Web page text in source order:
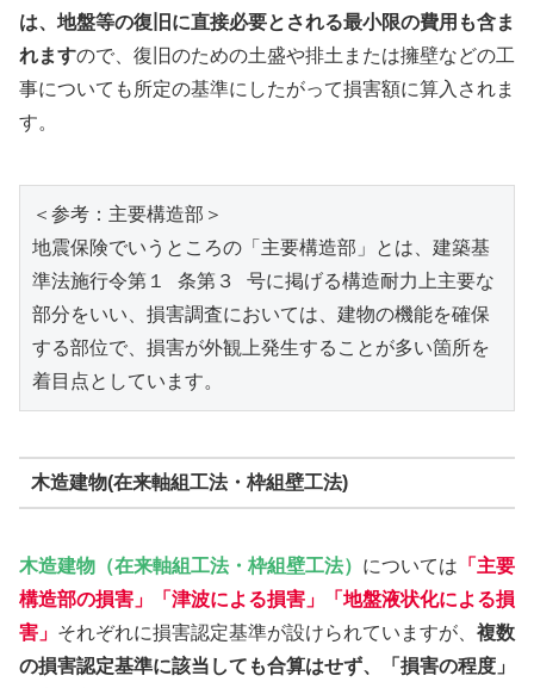
は、地盤等の復旧に直接必要とされる最小限の費用も含ま
れますので、復旧のための土盛や排土または擁壁などの工
事についても所定の基準にしたがって損害額に算入されま
す。
＜参考：主要構造部＞
地震保険でいうところの「主要構造部」とは、建築基
準法施行令第１ 条第３ 号に掲げる構造耐力上主要な
部分をいい、損害調査においては、建物の機能を確保
する部位で、損害が外観上発生することが多い箇所を
着目点としています。
木造建物(在来軸組工法・枠組壁工法)
木造建物（在来軸組工法・枠組壁工法） については 「主要
構造部の損害」「津波による損害」「地盤液状化による損
害」 それぞれに損害認定基準が設けられていますが、 複数
の損害認定基準に該当しても合算はせず、「損害の程度」